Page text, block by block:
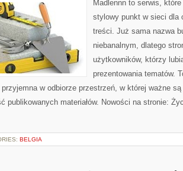
Madlennn to serwis,
stylowy punkt w sieci dla
treści. Już sama nazwa
niebanalnym, dlatego
użytkowników, którzy
prezentowania tematów.
w odbiorze przestrzeń, w której ważne
publikowanych materiałów. Nowości na stronie:
BELGIA